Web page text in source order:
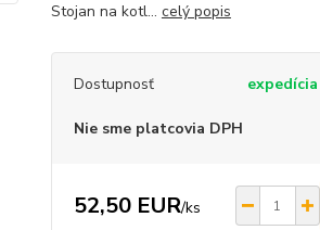
Stojan na kotl... celý popis
Dostupnosť
Nie sme platcovia DPH
52,50 EUR/ks